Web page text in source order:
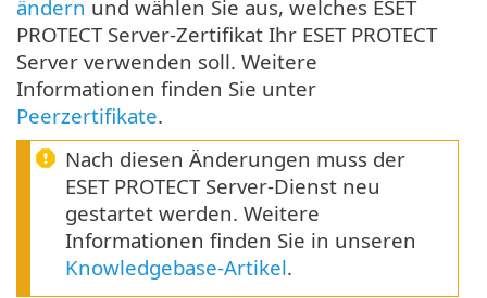
ändern und wählen Sie aus, welches ESET
PROTECT Server-Zertifikat Ihr ESET PROTECT
Server verwenden soll. Weitere
Informationen finden Sie unter
Peerzertifikate.
Nach diesen Änderungen muss der
ESET PROTECT Server-Dienst neu
gestartet werden. Weitere
Informationen finden Sie in unseren
Knowledgebase-Artikel.